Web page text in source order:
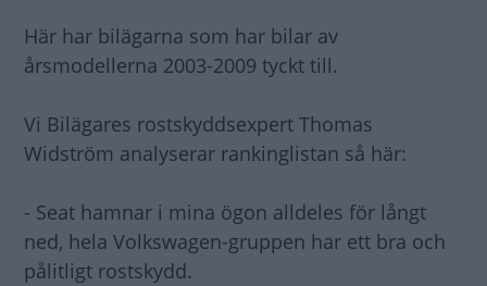
Här har bilägarna som har bilar av
årsmodellerna 2003-2009 tyckt till.
Vi Bilägares rostskyddsexpert Thomas
Widström analyserar rankinglistan så här:
- Seat hamnar i mina ögon alldeles för långt
ned, hela Volkswagen-gruppen har ett bra och
pålitligt rostskydd.